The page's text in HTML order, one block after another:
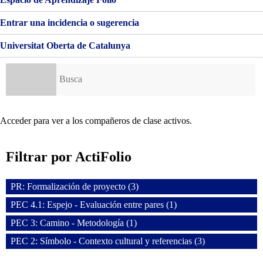
Entrar una incidencia o sugerencia
Universitat Oberta de Catalunya
Acceder para ver a los compañeros de clase activos.
Filtrar por ActiFolio
PR: Formalización de proyecto (3)
PEC 4.1: Espejo - Evaluación entre pares (1)
PEC 3: Camino - Metodología (1)
PEC 2: Símbolo - Contexto cultural y referencias (3)